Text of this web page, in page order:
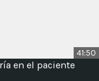
41:50
en el paciente